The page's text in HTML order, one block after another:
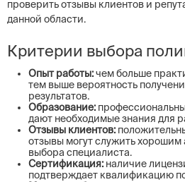
проверить отзывы клиентов и
данной области.
Критерии выбора
Опыт работы:чем больше
тем выше вероятность
результатов.
Образование:
дают необходимые знания для
Отзывы клиентов:
отзывы могут служить хорошим
выбора специалиста.
Сертификация: наличие
подтверждает квалификацию